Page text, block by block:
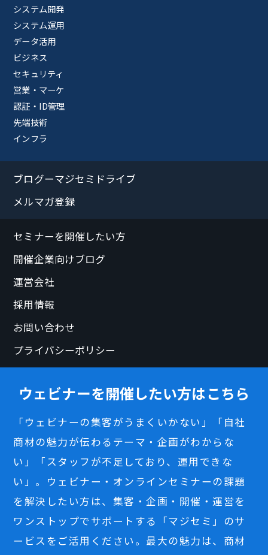
システム開発
システム運用
データ活用
ビジネス
セキュリティ
営業・マーケ
認証・ID管理
先端技術
インフラ
ブログーマジセミドライブ
メルマガ登録
セミナーを開催したい方
開催企業向けブログ
運営会社
採用情報
お問い合わせ
プライバシーポリシー
ウェビナーを開催したい方はこちら
「ウェビナーの集客がうまくいかない」「自社
商材の魅力が伝わるテーマ・企画がわからな
い」「スタッフが不足しており、運用できな
い」。ウェビナー・オンラインセミナーの課題
を解決したい方は、集客・企画・開催・運営を
ワンストップでサポートする「マジセミ」のサ
ービスをご活用ください。最大の魅力は、商材